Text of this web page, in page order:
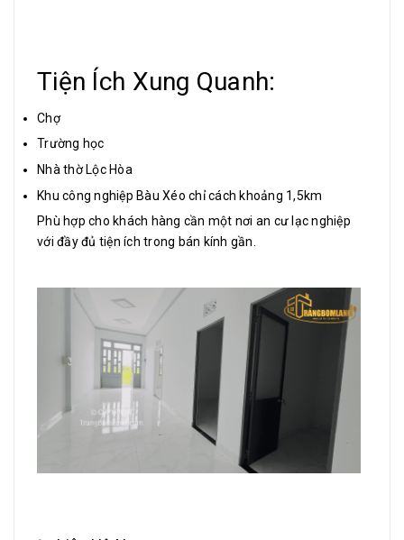
Tiện Ích Xung Quanh:
Chợ
Trường học
Nhà thờ Lộc Hòa
Khu công nghiệp Bàu Xéo chỉ cách khoảng 1,5km
Phù hợp cho khách hàng cần một nơi an cư lạc nghiệp
với đầy đủ tiện ích trong bán kính gần.